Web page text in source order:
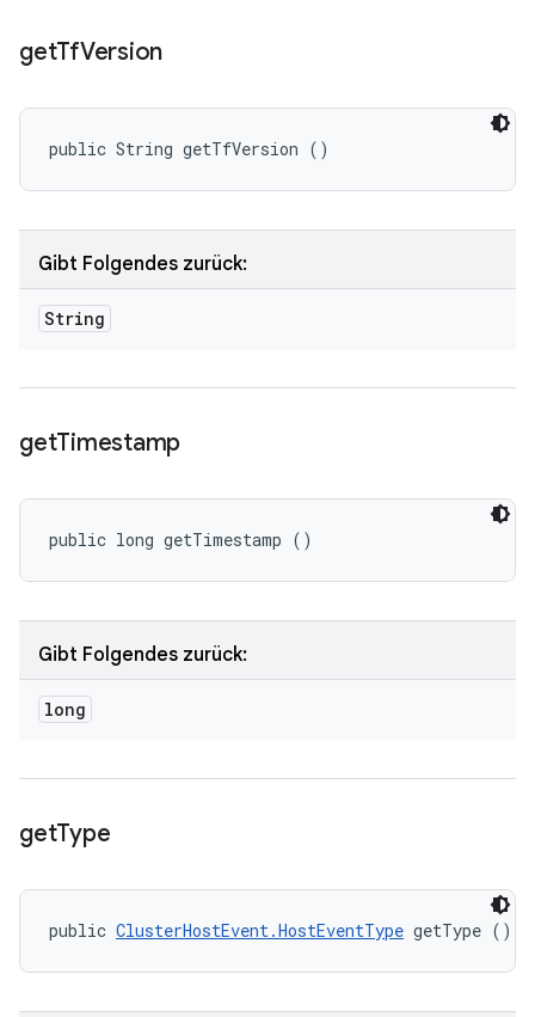
getTfVersion
public String getTfVersion ()
Gibt Folgendes zurück:
String
getTimestamp
public long getTimestamp ()
Gibt Folgendes zurück:
long
getType
public ClusterHostEvent.HostEventType getType ()